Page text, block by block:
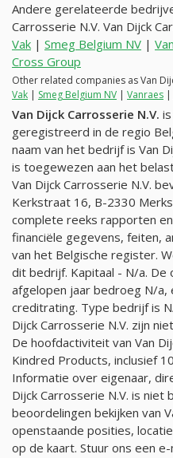
Andere gerelateerde
Carrosserie N.V. Van Dijck
Vak | Smeg Belgium NV |
Cross Group
Other related companies as Van
Vak | Smeg Belgium NV | Vanraes |
Van Dijck Carrosserie N.V.
geregistreerd in de regio
naam van het bedrijf is Van
is toegewezen aan het
Van Dijck Carrosserie N.V.
Kerkstraat 16, B-2330
complete reeks rapporten
financiële gegevens, feiten,
van het Belgische register.
dit bedrijf. Kapitaal - N/a. De
afgelopen jaar bedroeg N/a,
creditrating. Type bedrijf is
Dijck Carrosserie N.V. zijn
De hoofdactiviteit van Van
Kindred Products, inclusief
Informatie over eigenaar,
Dijck Carrosserie N.V. is niet
beoordelingen bekijken van
openstaande posities,
op de kaart. Stuur ons een